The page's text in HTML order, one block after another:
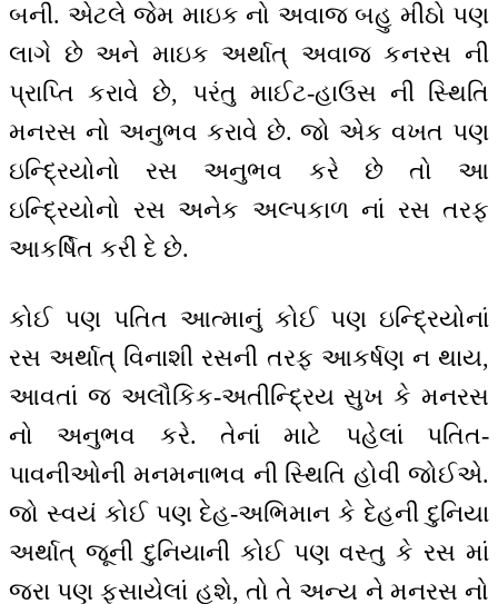
બની. એટલે જેમ માઇક નો અવાજ બહુ મીઠો પણ
લાગે છે અને માઇક અર્થાત્ અવાજ કનરસ ની
પ્રાપ્તિ કરાવે છે, પરંતુ માઈટ-હાઉસ ની સ્થિતિ
મનરસ નો અનુભવ કરાવે છે. જો એક વખત પણ
ઇન્દ્રિયોનો રસ અનુભવ કરે છે તો આ
ઇન્દ્રિયોનો રસ અનેક અલ્પકાળ નાં રસ તરફ
આકર્ષિત કરી દે છે.
કોઈ પણ પતિત આત્માનું કોઈ પણ ઇન્દ્રિયોનાં
રસ અર્થાત્ વિનાશી રસની તરફ આકર્ષણ ન થાય,
આવતાં જ અલૌકિક-અતીન્દ્રિય સુખ કે મનરસ
નો અનુભવ કરે. તેનાં માટે પહેલાં પતિત-
પાવનીઓની મનમનાભવ ની સ્થિતિ હોવી જોઈએ.
જો સ્વયં કોઈ પણ દેહ-અભિમાન કે દેહની દુનિયા
અર્થાત્ જૂની દુનિયાની કોઈ પણ વસ્તુ કે રસ માં
જરા પણ ફસાયેલાં હશે, તો તે અન્ય ને મનરસ નો